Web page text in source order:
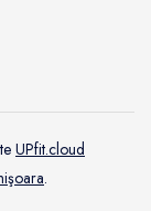
UPfit.cloud
.